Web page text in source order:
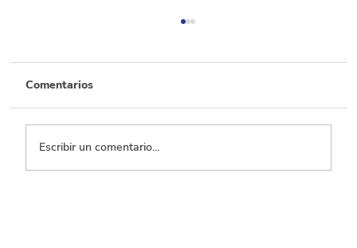
Comentarios
Escribir un comentario...